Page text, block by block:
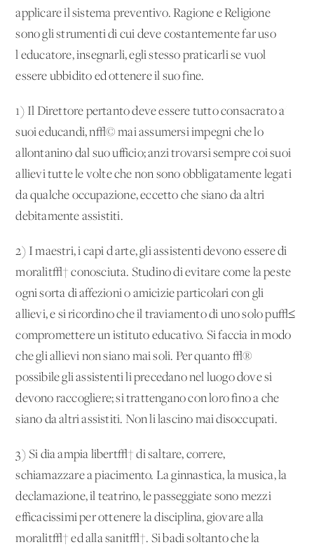
applicare il sistema preventivo. Ragione e Religione
sono gli strumenti di cui deve costantemente far uso
l'educatore, insegnarli, egli stesso praticarli se vuol
essere ubbidito ed ottenere il suo fine.
1) Il Direttore pertanto deve essere tutto consacrato a'
suoi educandi, n√© mai assumersi impegni che lo
allontanino dal suo ufficio; anzi trovarsi sempre coi suoi
allievi tutte le volte che non sono obbligatamente legati
da qualche occupazione, eccetto che siano da altri
debitamente assistiti.
2) I maestri, i capi d'arte, gli assistenti devono essere di
moralit√† conosciuta. Studino di evitare come la peste
ogni sorta di affezioni o amicizie particolari con gli
allievi, e si ricordino che il traviamento di uno solo pu√≤
compromettere un istituto educativo. Si faccia in modo
che gli allievi non siano mai soli. Per quanto √®
possibile gli assistenti li precedano nel luogo dove si
devono raccogliere; si trattengano con loro fino a che
siano da altri assistiti. Non li lascino mai disoccupati.
3) Si dia ampia libert√† di saltare, correre,
schiamazzare a piacimento. La ginnastica, la musica, la
declamazione, il teatrino, le passeggiate sono mezzi
efficacissimi per ottenere la disciplina, giovare alla
moralit√† ed alla sanit√†. Si badi soltanto che la